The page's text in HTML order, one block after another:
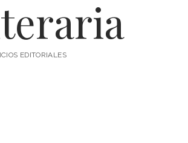
EDITORIALES